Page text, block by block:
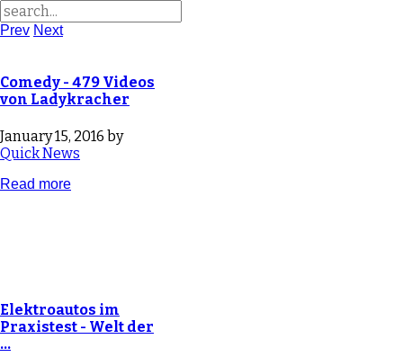
Prev Next
Comedy - 479 Videos
von Ladykracher
January 15, 2016 by
Quick News
Read more
Elektroautos im
Praxistest - Welt der
…